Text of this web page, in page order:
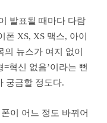
발표될 때마다 다람
XS, XS 맥스, 아이
뉴스가 여지 없이
혁신 없음’이라는 뻔
궁금할 정도다.
이 어느 정도 바뀌어